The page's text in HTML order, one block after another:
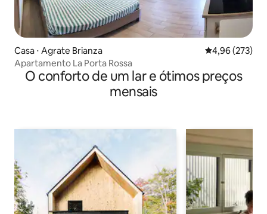
Casa ⋅ Agrate Brianza 4,96 de uma
4,96 (273)
Apartamento La Porta Rossa
O conforto de um lar e ótimos preços
mensais